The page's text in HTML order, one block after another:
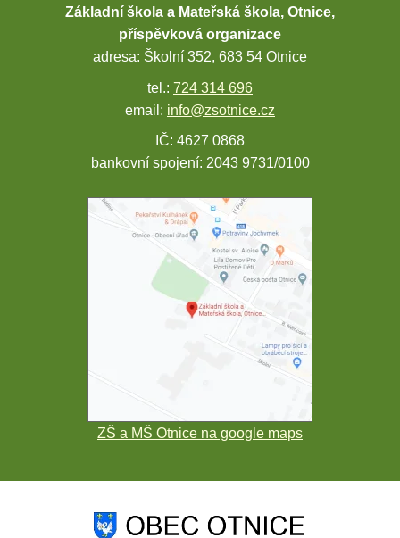
Základní škola a Mateřská škola, Otnice,
příspěvková organizace
adresa: Školní 352, 683 54 Otnice
tel.: 724 314 696
email: info@zsotnice.cz
IČ: 4627 0868
bankovní spojení: 2043 9731/0100
ZŠ a MŠ Otnice na google maps